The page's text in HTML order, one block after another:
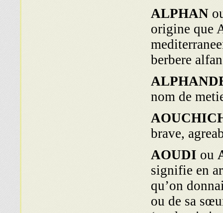
ALPHAN
origine que
berbere
nom de
brave,
AOUDI ou
signifie en
qu’on
ou de sa